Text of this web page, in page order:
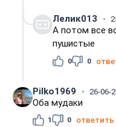
Лелик013
А потом все
пушистые
0 0
Pilko1969 26-06-
Оба мудаки
1 0 ответить